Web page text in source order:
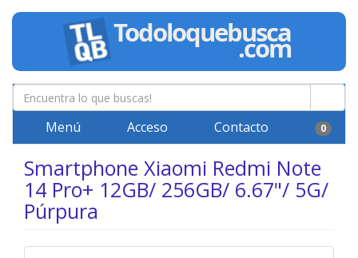
Menú Acceso Contacto 0
Smartphone Xiaomi Redmi Note
14 Pro+ 12GB/ 256GB/ 6.67"/ 5G/
Púrpura